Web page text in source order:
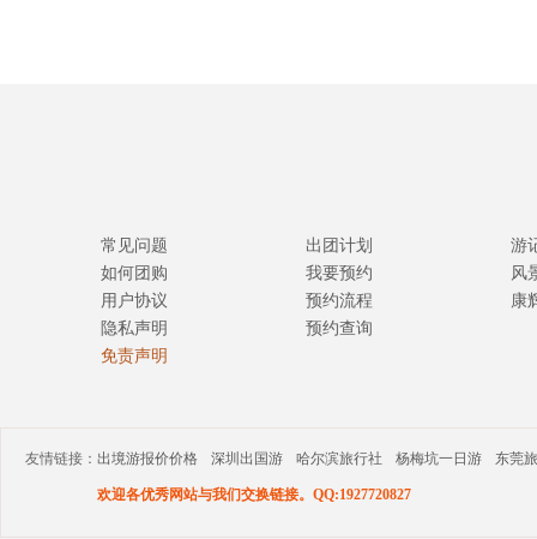
常见问题
如何团购
用户协议
隐私声明
免责声明
出团计划
我要预约
预约流程
预约查询
游
风
康
友情链接： 出境游报价价格 深圳出国游 哈尔滨旅行社 杨梅坑一日游 东莞
欢迎各优秀网站与我们交换链接。QQ:1927720827